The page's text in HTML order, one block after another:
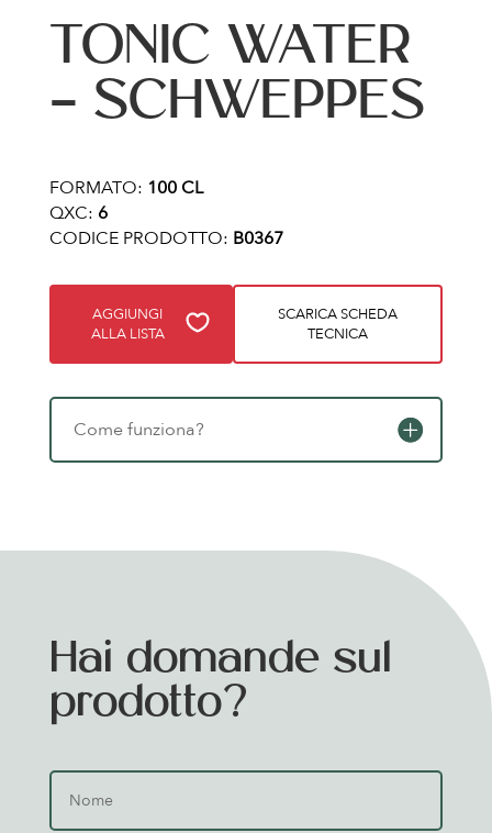
TONIC WATER
– SCHWEPPES
FORMATO: 100 CL
QXC: 6
CODICE PRODOTTO: B0367
AGGIUNGI
ALLA LISTA
SCARICA SCHEDA
TECNICA
Come funziona?
Hai domande sul
prodotto?